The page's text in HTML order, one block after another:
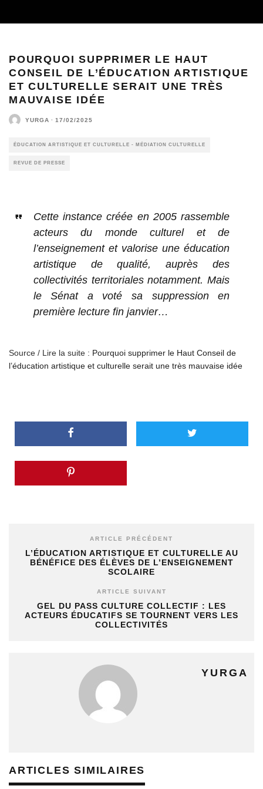
POURQUOI SUPPRIMER LE HAUT
CONSEIL DE L’ÉDUCATION ARTISTIQUE
ET CULTURELLE SERAIT UNE TRÈS
MAUVAISE IDÉE
YURGA · 17/02/2025
ÉDUCATION ARTISTIQUE ET CULTURELLE - MÉDIATION CULTURELLE
REVUE DE PRESSE
Cette instance créée en 2005 rassemble
acteurs du monde culturel et de
l’enseignement et valorise une éducation
artistique de qualité, auprès des
collectivités territoriales notamment. Mais
le Sénat a voté sa suppression en
première lecture fin janvier…
Source / Lire la suite : Pourquoi supprimer le Haut Conseil de
l’éducation artistique et culturelle serait une très mauvaise idée
ARTICLE PRÉCÉDENT
L’ÉDUCATION ARTISTIQUE ET CULTURELLE AU
BÉNÉFICE DES ÉLÈVES DE L’ENSEIGNEMENT
SCOLAIRE
ARTICLE SUIVANT
GEL DU PASS CULTURE COLLECTIF : LES
ACTEURS ÉDUCATIFS SE TOURNENT VERS LES
COLLECTIVITÉS
YURGA
ARTICLES SIMILAIRES